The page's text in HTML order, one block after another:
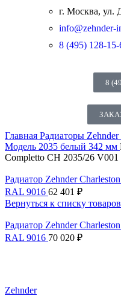
г. Москва, ул.
info@zehnder-
8 (495) 128-15-
8
Главная Радиаторы Zehnder
Модель 2035 белый 342 мм
Completto CH 2035/26
Радиатор Zehnder
RAL 9016 62 401 ₽
Вернуться к списку товаров
Радиатор Zehnder
RAL 9016 70 020 ₽
Zehnder